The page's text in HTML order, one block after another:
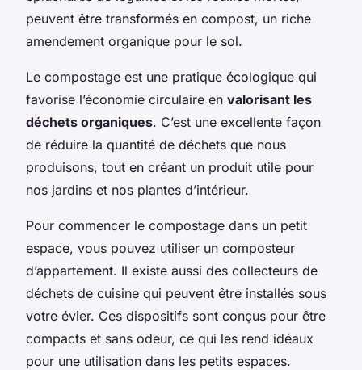
peuvent être transformés en compost, un riche
amendement organique pour le sol.
Le compostage est une pratique écologique qui
favorise l’économie circulaire en valorisant les
déchets organiques. C’est une excellente façon
de réduire la quantité de déchets que nous
produisons, tout en créant un produit utile pour
nos jardins et nos plantes d’intérieur.
Pour commencer le compostage dans un petit
espace, vous pouvez utiliser un composteur
d’appartement. Il existe aussi des collecteurs de
déchets de cuisine qui peuvent être installés sous
votre évier. Ces dispositifs sont conçus pour être
compacts et sans odeur, ce qui les rend idéaux
pour une utilisation dans les petits espaces.